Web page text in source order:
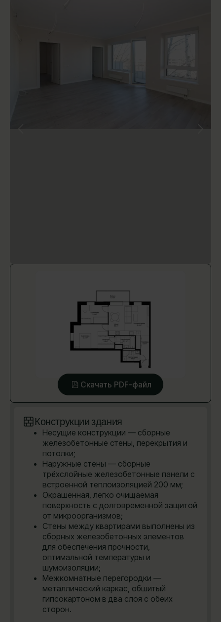
Скачать PDF-файл
Конструкции здания
Несущие конструкции — сборные
железобетонные стены, перекрытия и
потолки;
Наружные стены — сборные
трёхслойные железобетонные панели с
встроенной теплоизоляцией 200 мм;
Окрашенная, легко очищаемая
поверхность с долговременной защитой
от микроорганизмов;
Стены между квартирами выполнены из
сборных железобетонных элементов
для обеспечения прочности,
оптимальной температуры и
шумоизоляции;
Межкомнатные перегородки —
металлический каркас, обшитый
гипсокартоном в два слоя с обеих
сторон.